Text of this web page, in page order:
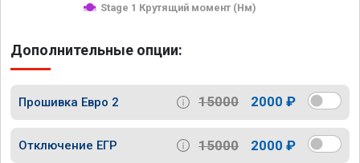
Stage 1 Крутящий момент (Нм)
Дополнительные опции:
Прошивка Евро 2 15000 2000 ₽
Отключение ЕГР 15000 2000 ₽